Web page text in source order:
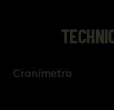
Cranímetro